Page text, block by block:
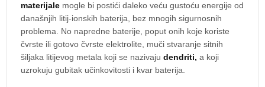
materijale mogle bi postići daleko veću gustoću energije od
današnjih litij-ionskih baterija, bez mnogih sigurnosnih
problema. No napredne baterije, poput onih koje koriste
čvrste ili gotovo čvrste elektrolite, muči stvaranje sitnih
šiljaka litijevog metala koji se nazivaju dendriti, a koji
uzrokuju gubitak učinkovitosti i kvar baterija.